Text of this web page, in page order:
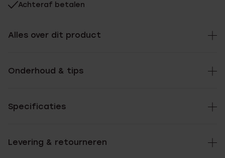
Achteraf betalen
Alles over dit product
Onderhoud & tips
Specificaties
Levering & retourneren